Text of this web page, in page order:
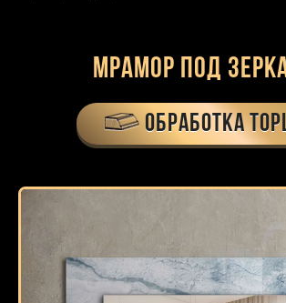
Мрамор под
ОБРАБОТКА